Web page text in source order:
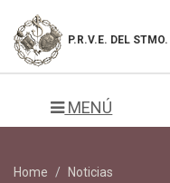
P.R.V.E. DEL
MENÚ
Home
Noticias